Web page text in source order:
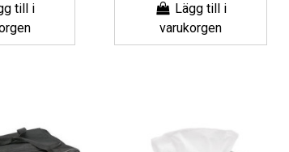
till i
Lägg till i
varukorgen